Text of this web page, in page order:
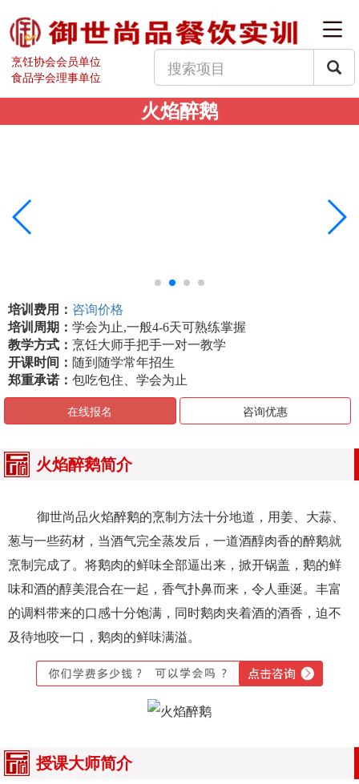
烹饪协会会员单位
食品学会理事单位
火焰醉鹅
培训费用： 咨询价格
培训周期： 学会为止,一般4-6天可熟练掌握
教学方式： 烹饪大师手把手一对一教学
开课时间： 随到随学常年招生
郑重承诺： 包吃包住、学会为止
在线报名 咨询优惠
火焰醉鹅简介
御世尚品火焰醉鹅的烹制方法十分地道，用姜、大蒜、
葱与一些药材，当酒气完全蒸发后，一道酒醇肉香的醉鹅就
烹制完成了。将鹅肉的鲜味全部逼出来，掀开锅盖，鹅的鲜
味和酒的醇美混合在一起，香气扑鼻而来，令人垂涎。丰富
的调料带来的口感十分饱满，同时鹅肉夹着酒的酒香，迫不
及待地咬一口，鹅肉的鲜味满溢。
授课大师简介